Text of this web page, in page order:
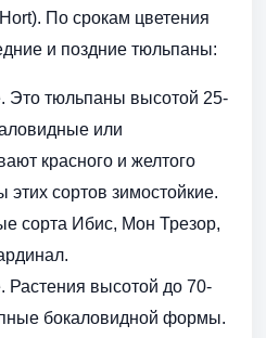
По срокам цветения
и поздние тюльпаны:
Это тюльпаны высотой 25-
или
красного и желтого
этих сортов зимостойкие.
сорта Ибис, Мон Трезор,
Растения высотой до 70-
бокаловидной формы.